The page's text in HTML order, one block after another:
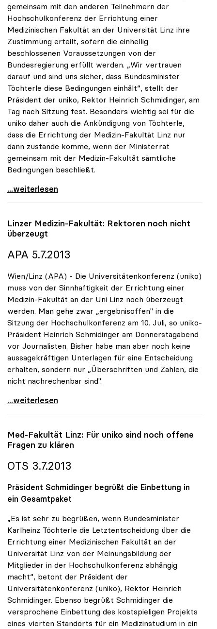
gemeinsam mit den anderen Teilnehmern der
Hochschulkonferenz der Errichtung einer
Medizinischen Fakultät an der Universität Linz ihre
Zustimmung erteilt, sofern die einhellig
beschlossenen Voraussetzungen von der
Bundesregierung erfüllt werden. „Wir vertrauen
darauf und sind uns sicher, dass Bundesminister
Töchterle diese Bedingungen einhält“, stellt der
Präsident der uniko, Rektor Heinrich Schmidinger, am
Tag nach Sitzung fest. Besonders wichtig sei für die
uniko daher auch die Ankündigung von Töchterle,
dass die Errichtung der Medizin-Fakultät Linz nur
dann zustande komme, wenn der Ministerrat
gemeinsam mit der Medizin-Fakultät sämtliche
Bedingungen beschließt.
Schmidinger ad Med-Fakultät: „Wir vertrauen auf
...weiterlesen
Linzer Medizin-Fakultät: Rektoren noch nicht
überzeugt
APA 5.7.2013
Wien/Linz (APA) - Die Universitätenkonferenz (uniko)
muss von der Sinnhaftigkeit der Errichtung einer
Medizin-Fakultät an der Uni Linz noch überzeugt
werden. Man gehe zwar „ergebnisoffen" in die
Sitzung der Hochschulkonferenz am 10. Juli, so uniko-
Präsident Heinrich Schmidinger am Donnerstagabend
vor Journalisten. Bisher habe man aber noch keine
aussagekräftigen Unterlagen für eine Entscheidung
erhalten, sondern nur „Überschriften und Zahlen, die
nicht nachrechenbar sind".
Linzer Medizin-Fakultät: Rektoren noch nicht
...weiterlesen
Med-Fakultät Linz: Für uniko sind noch offene
Fragen zu klären
OTS 3.7.2013
Präsident Schmidinger begrüßt die Einbettung in
ein Gesamtpaket
„Es ist sehr zu begrüßen, wenn Bundesminister
Karlheinz Töchterle die Letztentscheidung über die
Errichtung einer Medizinischen Fakultät an der
Universität Linz von der Meinungsbildung der
Mitglieder in der Hochschulkonferenz abhängig
macht“, betont der Präsident der
Universitätenkonferenz (uniko), Rektor Heinrich
Schmidinger. Ebenso begrüßt Schmidinger die
versprochene Einbettung des kostspieligen Projekts
eines vierten Standorts für ein Medizinstudium in ein